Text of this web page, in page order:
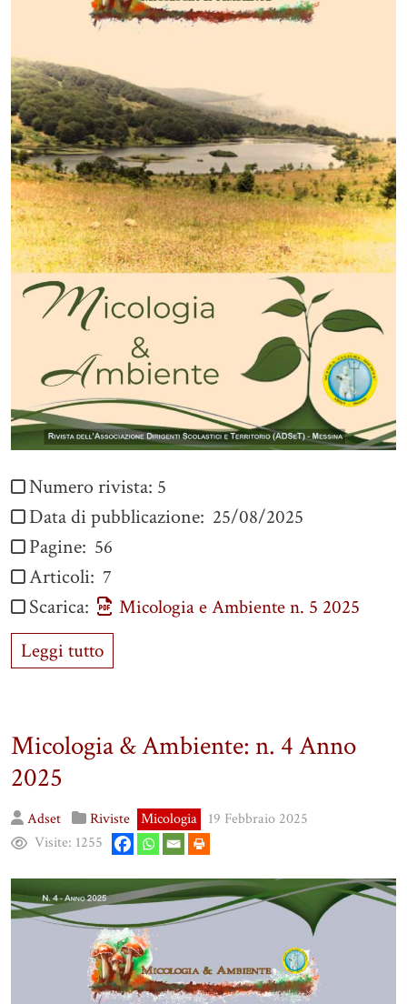
Numero rivista: 5
Data di pubblicazione: 25/08/2025
Pagine: 56
Articoli: 7
Scarica:
Micologia e Ambiente n. 5 2025
Leggi tutto
Micologia & Ambiente: n. 4 Anno
2025
Adset Riviste Micologia
19 Febbraio 2025
Visite: 1255